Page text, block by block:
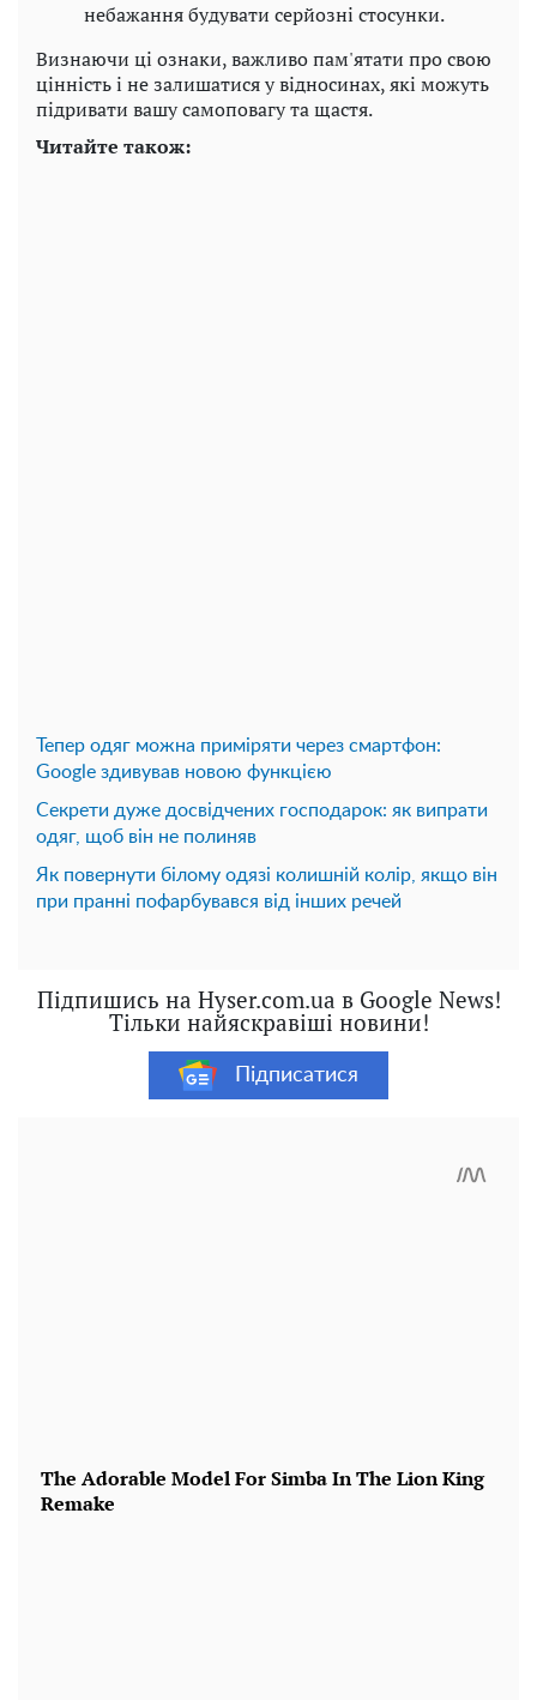
небажання будувати серйозні стосунки.
Визнаючи ці ознаки, важливо пам'ятати про свою
цінність і не залишатися у відносинах, які можуть
підривати вашу самоповагу та щастя.
Читайте також:
Тепер одяг можна приміряти через смартфон:
Google здивував новою функцією
Секрети дуже досвідчених господарок: як випрати
одяг, щоб він не полиняв
Як повернути білому одязі колишній колір, якщо він
при пранні пофарбувався від інших речей
Підпишись на Hyser.com.ua в Google News!
Тільки найяскравіші новини!
Підписатися